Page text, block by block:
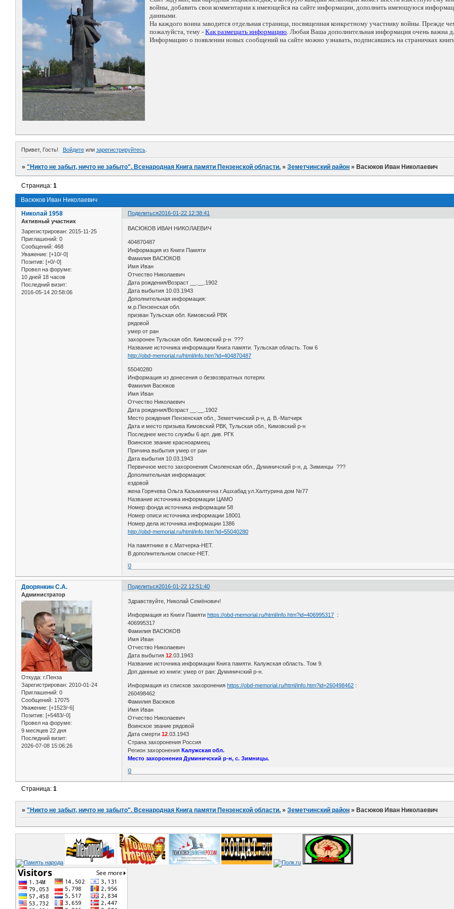
войны, добавить свои комментарии к имеющейся на сайте информации, дополнить имеющуюся
данными.
На каждого воина заводится отдельная страница, посвященная конкретному участнику войны. Прежде
пожалуйста, тему - Как размещать информацию. Любая Ваша дополнительная информация очень важна
Информацию о появлении новых сообщений на сайте можно узнавать, подписавшись на страничках
Привет, Гость! Войдитеили зарегистрируйтесь.
»"Никто не забыт, ничто не забыто". Всенародная Книга памяти Пензенской области. »Земетчинский район » Васюков Иван Николаевич
Васюков Иван Николаевич
Страница:1
Поделиться2016-01-22 12:38:41
Николай 1958
Активный участник
Зарегистрирован: 2015-11-25
Приглашений: 0
Сообщений: 468
Уважение: [+10/-0]
Позитив: [+0/-0]
Провел на форуме:
10 дней 18 часов
Последний визит:
2016-05-14 20:58:06
ВАСЮКОВ ИВАН НИКОЛАЕВИЧ
404870487
Информация из Книги Памяти
Фамилия ВАСЮКОВ
Имя Иван
Отчество Николаевич
Дата рождения/Возраст __.__.1902
Дата выбытия 10.03.1943
Дополнительная информация:
м.р.Пензенская обл.
призван Тульская обл. Кимовский РВК
рядовой
умер от ран
захоронен Тульская обл. Кимовский р-н ???
Название источника информации Книга памяти. Тульская область. Том 6
http://obd-memorial.ru/html/info.htm?id=404870487
55040280
Информация из донесения о безвозвратных потерях
Фамилия Васюков
Имя Иван
Отчество Николаевич
Дата рождения/Возраст __.__.1902
Место рождения Пензенская обл., Земетчинский р-н, д. В.-Матчирк
Дата и место призыва Кимовский РВК, Тульская обл., Кимовский р-н
Последнее место службы 6 арт. див. РГК
Воинское звание красноармеец
Причина выбытия умер от ран
Дата выбытия 10.03.1943
Первичное место захоронения Смоленская обл., Думиничский р-н, д. Зиминцы ???
Дополнительная информация:
ездовой
жена Горячева Ольга Казьминична г.Ашхабад ул.Халтурина дом №77
Название источника информации ЦАМО
Номер фонда источника информации 58
Номер описи источника информации 18001
Номер дела источника информации 1386
http://obd-memorial.ru/html/info.htm?id=55040280
На памятнике в с.Матчерка-НЕТ.
В дополнительном списке-НЕТ.
0
Поделиться2016-01-22 12:51:40
Дворянкин С.А.
Администратор
Откуда: г.Пенза
Зарегистрирован: 2010-01-24
Приглашений: 0
Сообщений: 17075
Уважение: [+1523/-6]
Позитив: [+5483/-0]
Провел на форуме:
9 месяцев 22 дня
Последний визит:
2026-07-08 15:06:26
Здравствуйте, Николай Семёнович!
Информация из Книги Памяти https://obd-memorial.ru/html/info.htm?id=406995317 :
406995317
Фамилия ВАСЮКОВ
Имя Иван
Отчество Николаевич
Дата выбытия12 .03.1943
Название источника информации Книга памяти. Калужская область. Том 9.
Доп.данные из книги: умер от ран: Думиничский р-н.
Информация из списков захоронения https://obd-memorial.ru/html/info.htm?id=260498462 :
260498462
Фамилия Васюков
Имя Иван
Отчество Николаевич
Воинское звание рядовой
Дата смерти12 .03.1943
Страна захоронения Россия
Регион захоронения Калужская обл.
Место захоронения Думиничский р-н, с. Зимницы.
0
Страница:1
»"Никто не забыт, ничто не забыто". Всенародная Книга памяти Пензенской области. »Земетчинский район »Васюков Иван Николаевич